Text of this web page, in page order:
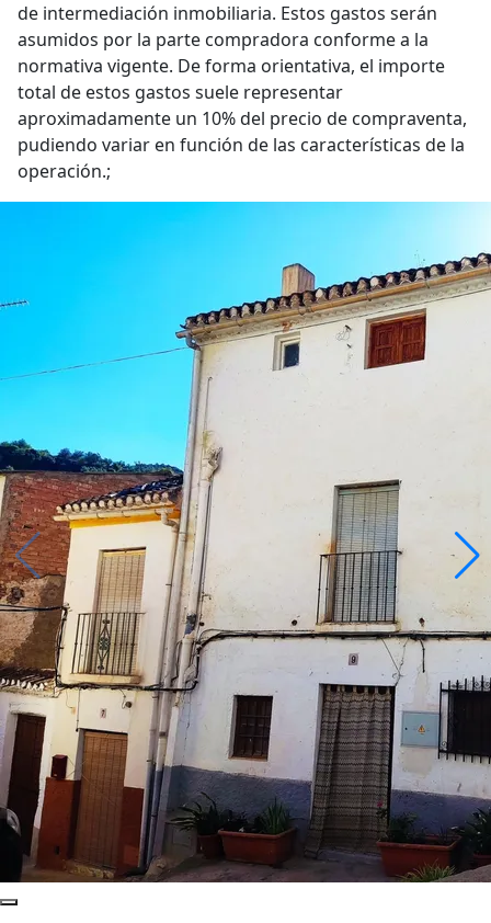
de intermediación inmobiliaria. Estos gastos serán
asumidos por la parte compradora conforme a la
normativa vigente. De forma orientativa, el importe
total de estos gastos suele representar
aproximadamente un 10% del precio de compraventa,
pudiendo variar en función de las características de la
operación.;